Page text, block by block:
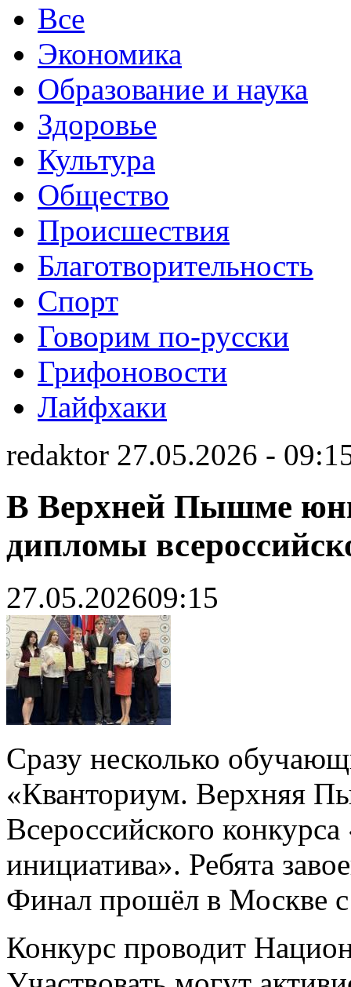
Все
Экономика
Образование и наука
Здоровье
Культура
Общество
Происшествия
Благотворительность
Спорт
Говорим по-русски
Грифоновости
Лайфхаки
redaktor 27.05.2026 -
В Верхней Пышме
дипломы
27.05.202609:15
Сразу несколько
«Кванториум. Верхняя
Всероссийского
инициатива». Ребята
Финал прошёл в Москве
Конкурс проводит